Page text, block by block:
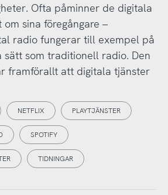
Ofta påminner de digitala
sina föregångare –
radio fungerar till exempel på
sätt som traditionell radio. Den
framförallt att digitala tjänster
NETFLIX PLAYTJÄNSTER
SPOTIFY
TIDNINGAR